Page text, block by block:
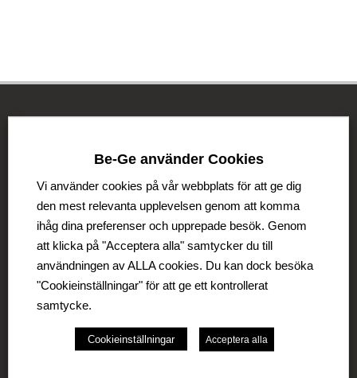
Be-Ge Koncernen
Be-Ge Koncernen är en familjeägd företagsgrupp med
verksamhet i Sverige, Danmark, Storbritannien,
Litauen, Nederländerna och Tyskland. Koncernen
omfattar affärsområdena Be-Ge Seating Division,
Be-Ge Component Division och Be-Ge Vehicle
Division.
Be-Ge använder Cookies
Vi använder cookies på vår webbplats för att ge dig
den mest relevanta upplevelsen genom att komma
ihåg dina preferenser och upprepade besök. Genom
att klicka på "Acceptera alla" samtycker du till
användningen av ALLA cookies. Du kan dock besöka
"Cookieinställningar" för att ge ett kontrollerat
samtycke.
Cookieinställningar Acceptera alla